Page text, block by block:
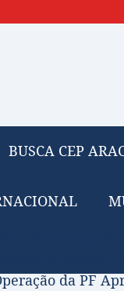
BUSCA CEP
da PF